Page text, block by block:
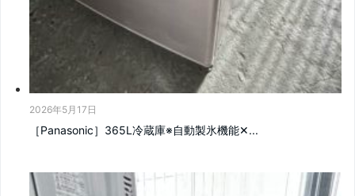
2026年5月17日
［Panasonic］365L冷蔵庫※自動製氷機能‪✕...